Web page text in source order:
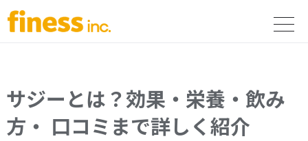
サジーとは？​効果・栄養・飲み
方​・ 口コミまで​詳しく​紹介